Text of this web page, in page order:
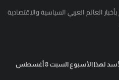
العالم العربي السياسية والاقتصادية
توقعات برج الأسد لهذا الأسبوع السبت 8 أغسطس